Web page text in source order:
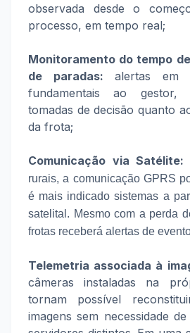
observada desde o
processo, em tempo real;
Monitoramento do tempo
de paradas: alertas em
fundamentais ao gestor,
tomadas de decisão quanto
da frota;
Comunicação via Satélite:
rurais, a comunicação GPRS
é mais indicado sistemas a
satelital. Mesmo com a perda
frotas receberá alertas de
Telemetria associada à
câmeras instaladas na
tornam possível
imagens sem necessidade